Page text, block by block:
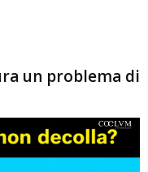
un problema di